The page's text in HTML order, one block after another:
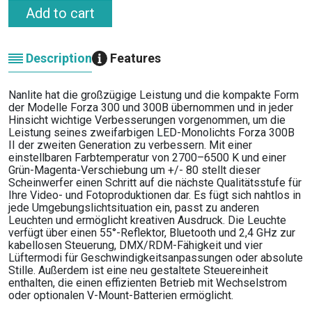
Add to cart
Description Features
Nanlite hat die großzügige Leistung und die kompakte Form
der Modelle Forza 300 und 300B übernommen und in jeder
Hinsicht wichtige Verbesserungen vorgenommen, um die
Leistung seines zweifarbigen LED-Monolichts Forza 300B
II der zweiten Generation zu verbessern. Mit einer
einstellbaren Farbtemperatur von 2700–6500 K und einer
Grün-Magenta-Verschiebung um +/- 80 stellt dieser
Scheinwerfer einen Schritt auf die nächste Qualitätsstufe für
Ihre Video- und Fotoproduktionen dar. Es fügt sich nahtlos in
jede Umgebungslichtsituation ein, passt zu anderen
Leuchten und ermöglicht kreativen Ausdruck. Die Leuchte
verfügt über einen 55°-Reflektor, Bluetooth und 2,4 GHz zur
kabellosen Steuerung, DMX/RDM-Fähigkeit und vier
Lüftermodi für Geschwindigkeitsanpassungen oder absolute
Stille. Außerdem ist eine neu gestaltete Steuereinheit
enthalten, die einen effizienten Betrieb mit Wechselstrom
oder optionalen V-Mount-Batterien ermöglicht.